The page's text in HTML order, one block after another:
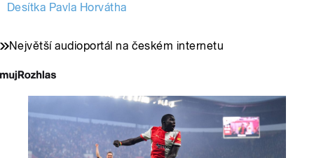
Desítka Pavla Horvátha
Největší audioportál na českém internetu